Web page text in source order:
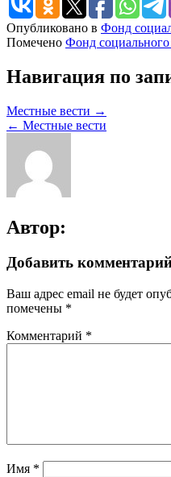
Опубликовано в Фонд
Помечено Фонд социального
Навигация по
Местные вести →
← Местные вести
Автор:
Добавить
Ваш адрес email не будет
помечены *
Комментарий *
Имя *